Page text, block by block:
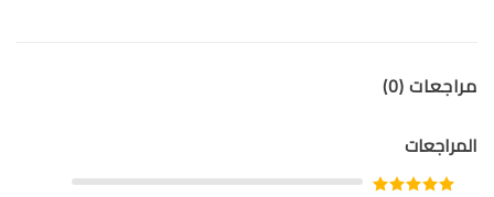
مراجعات (0)
المراجعات